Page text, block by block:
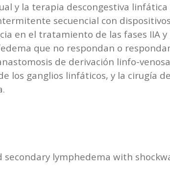
y la terapia descongestiva
secuencial con
en el tratamiento de las fases IIA y
que no respondan o
de derivación linfo-
ganglios linfáticos, y la cirugía
lymphedema with